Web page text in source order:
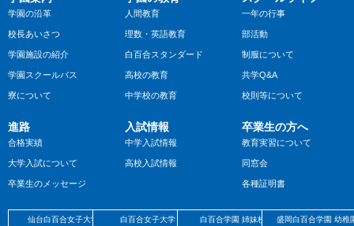
学園の沿革
校長あいさつ
学園施設の紹介
学園スクールバス
寮について
人間教育
理数・英語教育
白百合スタンダード
高校の教育
中学校の教育
一年の行事
部活動
制服について
共学Q&A
校則等について
進路
合格実績
大学入試について
卒業生のメッセージ
入試情報
中学入試情報
高校入試情報
卒業生の方へ
教育実習について
同窓会
各種証明書
仙台白百合女子大学 白百合女子大学 白百合学園 姉妹校 盛岡白百合学園 幼稚